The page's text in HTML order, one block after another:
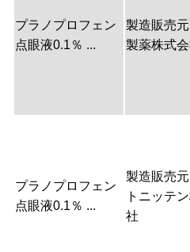
プラノプロフェン
点眼液0.1％ ...
製造販売
製薬株式
プラノプロフェン
点眼液0.1％ ...
製造販売
トニッテ
社